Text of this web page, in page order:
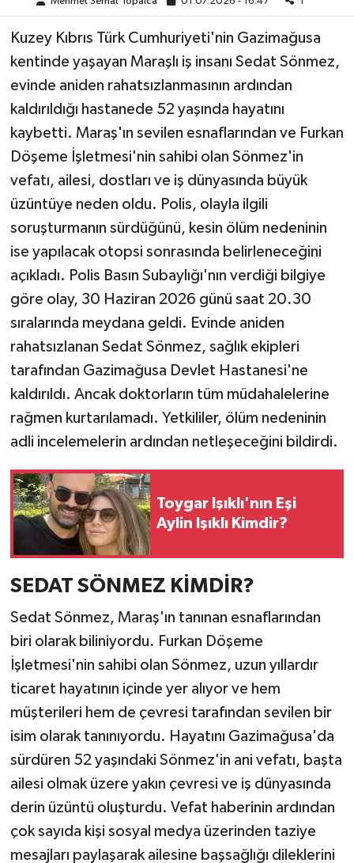
Kuzey Kıbrıs Türk Cumhuriyeti'nin Gazimağusa
kentinde yaşayan Maraşlı iş insanı Sedat Sönmez,
evinde aniden rahatsızlanmasının ardından
kaldırıldığı hastanede 52 yaşında hayatını
kaybetti. Maraş'ın sevilen esnaflarından ve Furkan
Döşeme İşletmesi'nin sahibi olan Sönmez'in
vefatı, ailesi, dostları ve iş dünyasında büyük
üzüntüye neden oldu. Polis, olayla ilgili
soruşturmanın sürdüğünü, kesin ölüm nedeninin
ise yapılacak otopsi sonrasında belirleneceğini
açıkladı. Polis Basın Subaylığı'nın verdiği bilgiye
göre olay, 30 Haziran 2026 günü saat 20.30
sıralarında meydana geldi. Evinde aniden
rahatsızlanan Sedat Sönmez, sağlık ekipleri
tarafından Gazimağusa Devlet Hastanesi'ne
kaldırıldı. Ancak doktorların tüm müdahalelerine
rağmen kurtarılamadı. Yetkililer, ölüm nedeninin
adli incelemelerin ardından netleşeceğini bildirdi.
Toygar Işıklı'nın Eşi
Aylin Işıklı Kimdir?
SEDAT SÖNMEZ KİMDİR?
Sedat Sönmez, Maraş'ın tanınan esnaflarından
biri olarak biliniyordu. Furkan Döşeme
İşletmesi'nin sahibi olan Sönmez, uzun yıllardır
ticaret hayatının içinde yer alıyor ve hem
müşterileri hem de çevresi tarafından sevilen bir
isim olarak tanınıyordu. Hayatını Gazimağusa'da
sürdüren 52 yaşındaki Sönmez'in ani vefatı, başta
ailesi olmak üzere yakın çevresi ve iş dünyasında
derin üzüntü oluşturdu. Vefat haberinin ardından
çok sayıda kişi sosyal medya üzerinden taziye
mesajları paylaşarak ailesine başsağlığı dileklerini
Yaşam
KAHRAMANMARAŞ